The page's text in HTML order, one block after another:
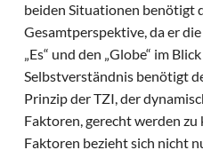
beiden Situationen benötigt
Gesamtperspektive, da er die
„Es“ und den „Globe“ im
Selbstverständnis benötigt
Prinzip der TZI, der
Faktoren, gerecht werden
Faktoren bezieht sich nicht